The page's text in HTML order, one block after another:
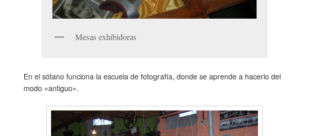
Mesas exhibidoras
En el sótano funciona la escuela de fotografía, donde se aprende a hacerlo del
modo «antiguo».